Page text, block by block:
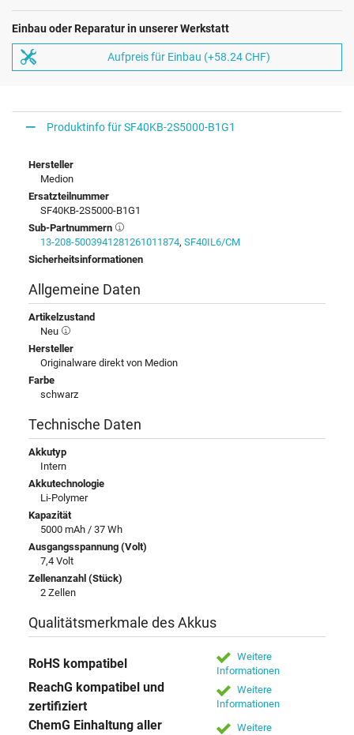
Einbau oder Reparatur in unserer Werkstatt
Aufpreis für Einbau (+58.24 CHF)
Produktinfo für SF40KB-2S5000-B1G1
Hersteller
Medion
Ersatzteilnummer
SF40KB-2S5000-B1G1
Sub-Partnummern
13-208-5003941281261011874, SF40IL6/CM
Sicherheitsinformationen
Allgemeine Daten
Artikelzustand
Neu
Hersteller
Originalware direkt von Medion
Farbe
schwarz
Technische Daten
Akkutyp
Intern
Akkutechnologie
Li-Polymer
Kapazität
5000 mAh / 37 Wh
Ausgangsspannung (Volt)
7,4 Volt
Zellenanzahl (Stück)
2 Zellen
Qualitätsmerkmale des Akkus
RoHS kompatibel
Weitere
Informationen
ReachG kompatibel und
zertifiziert
Weitere
Informationen
ChemG Einhaltung aller
Weitere